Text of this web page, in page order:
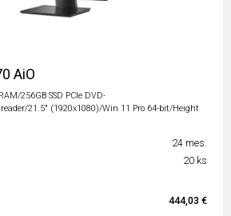
AiO
256GB SSD PCIe DVD-
21.5" (1920x1080)/Win 11 Pro 64-bit/Height
24 mes.
20 ks
444,03 €